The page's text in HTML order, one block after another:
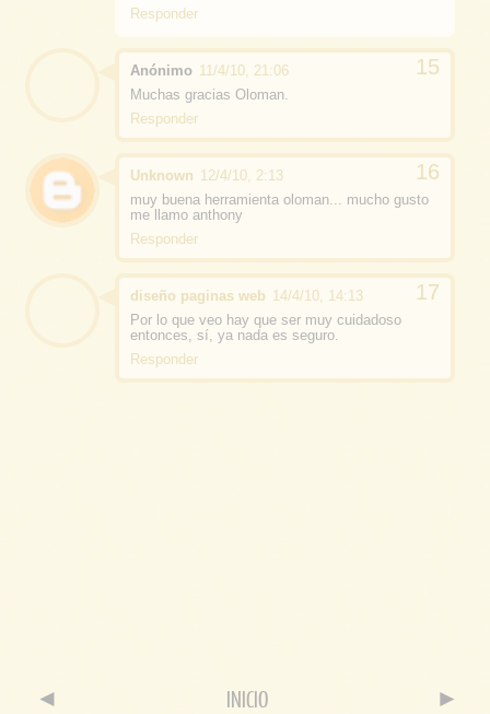
Responder
Anónimo 11/4/10, 21:06
Muchas gracias Oloman.
Responder
Unknown 12/4/10, 2:13
muy buena herramienta oloman... mucho gusto
me llamo anthony
Responder
diseño paginas web 14/4/10, 14:13
Por lo que veo hay que ser muy cuidadoso
entonces, sí, ya nada es seguro.
Responder
◄ ►
INICIO